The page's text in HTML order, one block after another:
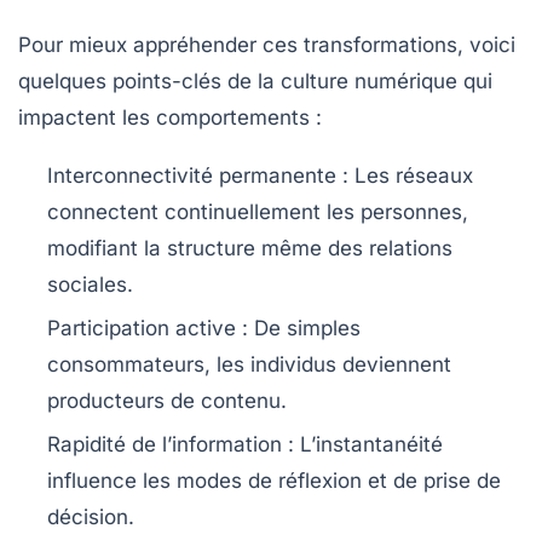
Pour mieux appréhender ces transformations, voici
quelques points-clés de la culture numérique qui
impactent les comportements :
Interconnectivité permanente : Les réseaux
connectent continuellement les personnes,
modifiant la structure même des relations
sociales.
Participation active : De simples
consommateurs, les individus deviennent
producteurs de contenu.
Rapidité de l’information : L’instantanéité
influence les modes de réflexion et de prise de
décision.